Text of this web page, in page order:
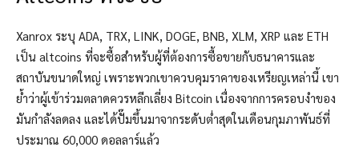
Xanrox ระบุ ADA, TRX, LINK, DOGE, BNB, XLM, XRP และ ETH
เป็น altcoins ที่จะซื้อสำหรับผู้ที่ต้องการซื้อขายกับธนาคารและ
สถาบันขนาดใหญ่ เพราะพวกเขาควบคุมราคาของเหรียญเหล่านี้ เขา
ย้ำว่าผู้เข้าร่วมตลาดควรหลีกเลี่ยง Bitcoin เนื่องจากการครอบงำของ
มันกำลังลดลง และได้ปั๊มขึ้นมาจากระดับต่ำสุดในเดือนกุมภาพันธ์ที่
ประมาณ 60,000 ดอลลาร์แล้ว